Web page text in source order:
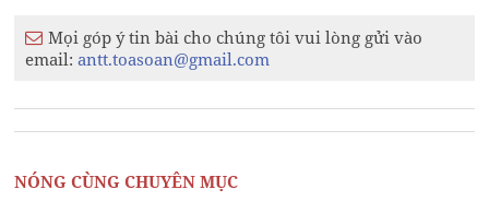
Mọi góp ý tin bài cho chúng tôi vui lòng gửi vào
email:antt.toasoan@gmail.com
NÓNG CÙNG CHUYÊN MỤC